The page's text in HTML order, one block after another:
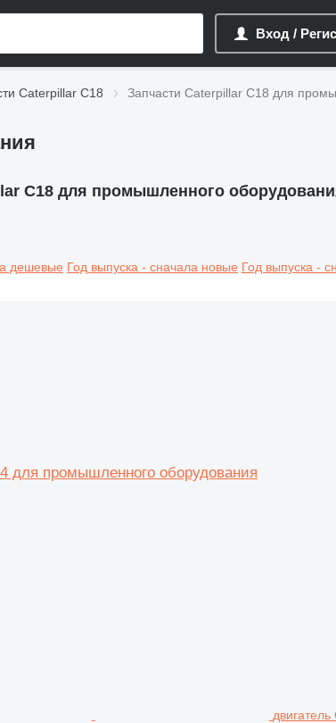
Вход /
Caterpillar C18 Запчасти Caterpillar C18 для
C18 для промышленного
дешевые Год выпуска - сначала новые Год выпуска -
для промышленного оборудования